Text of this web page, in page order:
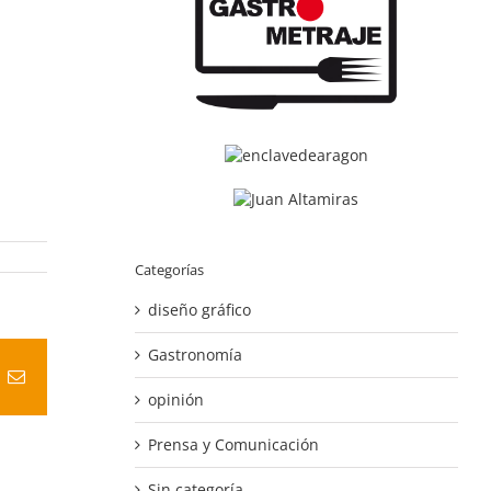
Correo
Categorías
diseño gráfico
Gastronomía
opinión
Prensa y Comunicación